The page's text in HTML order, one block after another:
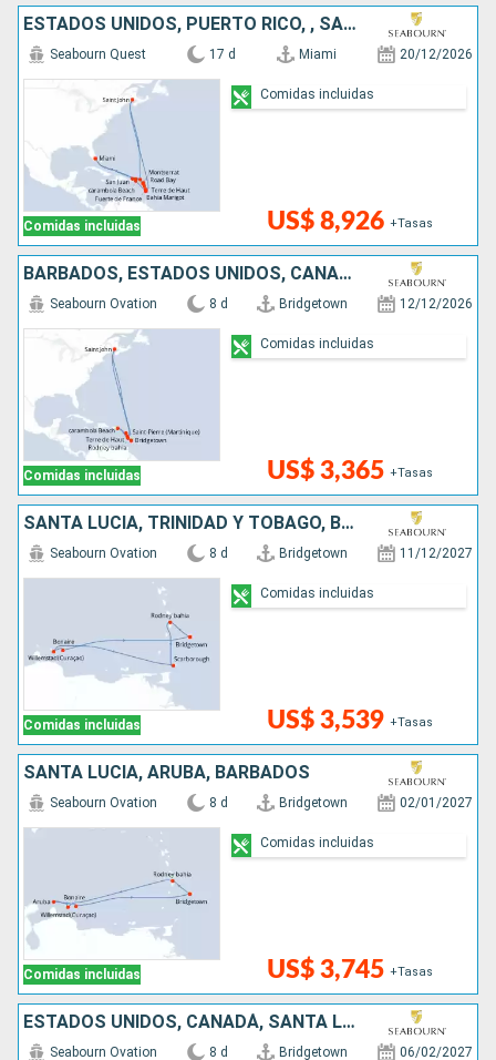
ESTADOS UNIDOS, PUERTO RICO, , SANTA LUCIA, CANADÁ, REINO UNIDO, ANTIGUA Y BARBUDA
Comidas incluidas
Seabourn Quest 17 d Miami 20/12/2026
US$ 8,926 +Tasas
Comidas incluidas
BARBADOS, ESTADOS UNIDOS, CANADÁ, SANTA LUCIA
Comidas incluidas
Seabourn Ovation 8 d Bridgetown 12/12/2026
US$ 3,365 +Tasas
Comidas incluidas
SANTA LUCIA, TRINIDAD Y TOBAGO, BARBADOS
Comidas incluidas
Seabourn Ovation 8 d Bridgetown 11/12/2027
US$ 3,539 +Tasas
Comidas incluidas
SANTA LUCIA, ARUBA, BARBADOS
Comidas incluidas
Seabourn Ovation 8 d Bridgetown 02/01/2027
US$ 3,745 +Tasas
Comidas incluidas
ESTADOS UNIDOS, CANADÁ, SANTA LUCIA, BARBADOS
Seabourn Ovation 8 d Bridgetown 06/02/2027